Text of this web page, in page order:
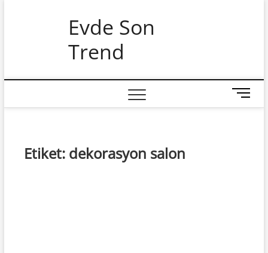
Evde Son
Trend
M
e
Etiket: dekorasyon salon